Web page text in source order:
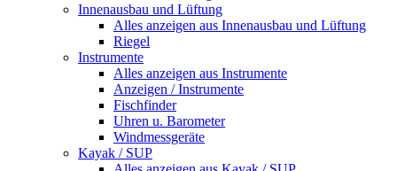
Innenausbau und Lüftung
Alles anzeigen aus Innenausbau und Lüftung
Riegel
Instrumente
Alles anzeigen aus Instrumente
Anzeigen / Instrumente
Fischfinder
Uhren u. Barometer
Windmessgeräte
Kayak / SUP